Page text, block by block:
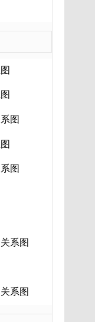
图
图
系图
系图